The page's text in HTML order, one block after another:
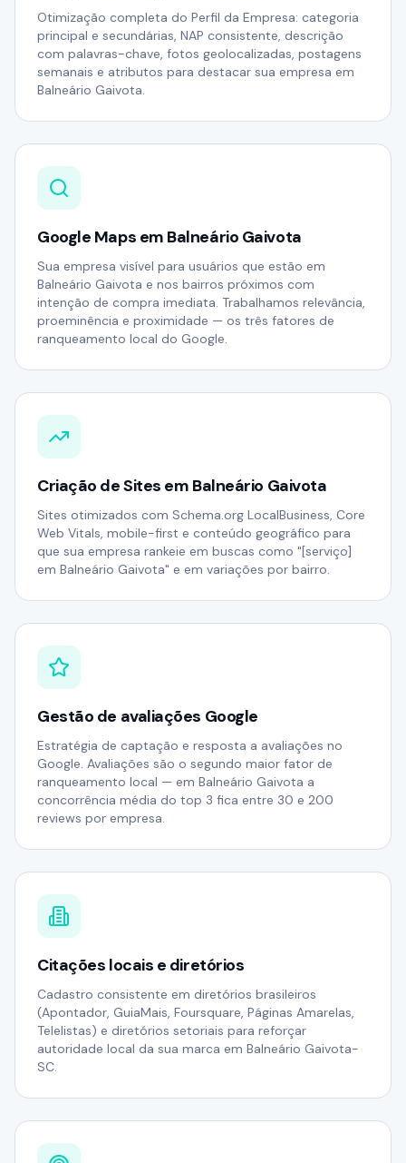
Otimização completa do Perfil da Empresa: categoria
principal e secundárias, NAP consistente, descrição
com palavras-chave, fotos geolocalizadas, postagens
semanais e atributos para destacar sua empresa em
Balneário Gaivota.
Google Maps em Balneário Gaivota
Sua empresa visível para usuários que estão em
Balneário Gaivota e nos bairros próximos com
intenção de compra imediata. Trabalhamos relevância,
proeminência e proximidade — os três fatores de
ranqueamento local do Google.
Criação de Sites em Balneário Gaivota
Sites otimizados com Schema.org LocalBusiness, Core
Web Vitals, mobile-first e conteúdo geográfico para
que sua empresa rankeie em buscas como "[serviço]
em Balneário Gaivota" e em variações por bairro.
Gestão de avaliações Google
Estratégia de captação e resposta a avaliações no
Google. Avaliações são o segundo maior fator de
ranqueamento local — em Balneário Gaivota a
concorrência média do top 3 fica entre 30 e 200
reviews por empresa.
Citações locais e diretórios
Cadastro consistente em diretórios brasileiros
(Apontador, GuiaMais, Foursquare, Páginas Amarelas,
Telelistas) e diretórios setoriais para reforçar
autoridade local da sua marca em Balneário Gaivota-
SC.